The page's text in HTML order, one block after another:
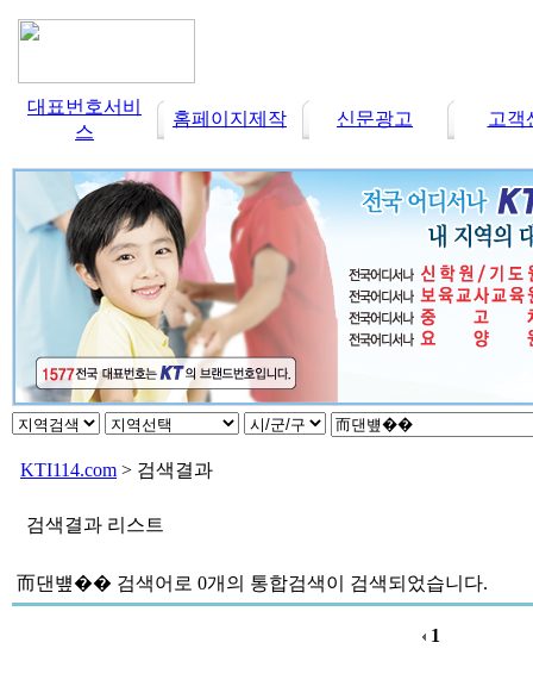
대표번호서비
스
홈페이지제작 신문광고 고객
KTI114.com > 검색결과
검색결과 리스트
而댄벂�� 검색어로 0개 의 통합검색이 검색되었습니다.
1